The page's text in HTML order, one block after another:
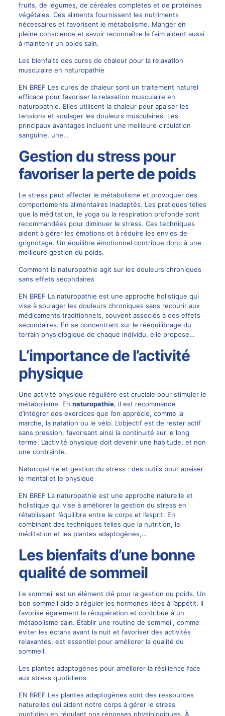
fruits, de légumes, de céréales complètes et de protéines
végétales. Ces aliments fournissent les nutriments
nécessaires et favorisent le métabolisme. Manger en
pleine conscience et savoir reconnaître la faim aident aussi
à maintenir un poids sain.
Les bienfaits des cures de chaleur pour la relaxation
musculaire en naturopathie
EN BREF Les cures de chaleur sont un traitement naturel
efficace pour favoriser la relaxation musculaire en
naturopathie. Elles utilisent la chaleur pour apaiser les
tensions et soulager les douleurs musculaires. Les
principaux avantages incluent une meilleure circulation
sanguine, une…
Gestion du stress pour
favoriser la perte de poids
Le stress peut affecter le métabolisme et provoquer des
comportements alimentaires inadaptés. Les pratiques telles
que la méditation, le yoga ou la respiration profonde sont
recommandées pour diminuer le stress. Ces techniques
aident à gérer les émotions et à réduire les envies de
grignotage. Un équilibre émotionnel contribue donc à une
meilleure gestion du poids.
Comment la naturopathie agit sur les douleurs chroniques
sans effets secondaires
EN BREF La naturopathie est une approche holistique qui
vise à soulager les douleurs chroniques sans recourir aux
médicaments traditionnels, souvent associés à des effets
secondaires. En se concentrant sur le rééquilibrage du
terrain physiologique de chaque individu, elle propose…
L’importance de l’activité
physique
Une activité physique régulière est cruciale pour stimuler le
métabolisme. En naturopathie, il est recommandé
d’intégrer des exercices que l’on apprécie, comme la
marche, la natation ou le vélo. L’objectif est de rester actif
sans pression, favorisant ainsi la continuité sur le long
terme. L’activité physique doit devenir une habitude, et non
une contrainte.
Naturopathie et gestion du stress : des outils pour apaiser
le mental et le physique
EN BREF La naturopathie est une approche naturelle et
holistique qui vise à améliorer la gestion du stress en
rétablissant l’équilibre entre le corps et l’esprit. En
combinant des techniques telles que la nutrition, la
méditation et les plantes adaptogènes,…
Les bienfaits d’une bonne
qualité de sommeil
Le sommeil est un élément clé pour la gestion du poids. Un
bon sommeil aide à réguler les hormones liées à l’appétit. Il
favorise également la récupération et contribue à un
métabolisme sain. Établir une routine de sommeil, comme
éviter les écrans avant la nuit et favoriser des activités
relaxantes, est essentiel pour améliorer la qualité du
sommeil.
Les plantes adaptogènes pour améliorer la résilience face
aux stress quotidiens
EN BREF Les plantes adaptogènes sont des ressources
naturelles qui aident notre corps à gérer le stress
quotidien en régulant nos réponses physiologiques. À